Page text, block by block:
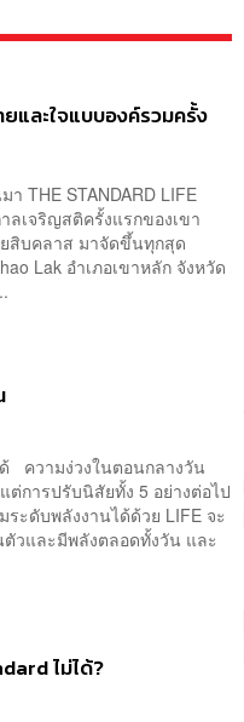
และใจแบบองค์รวมครั้ง
THE STANDARD LIFE
ลเจริญสติครั้งแรกของเขา
ยสิบคลาส มาจัดขึ้นทุกสุด
Lak อำเภอเขาหลัก จังหวัด
ความง่วงในตอนกลางวัน
ต่การปรับนิสัยทั้ง 5 อย่างต่อไป
ะดับพลังงานได้ด้วย LIFE จะ
วและมีพลังตลอดทั้งวัน และ
ไม่ได้?